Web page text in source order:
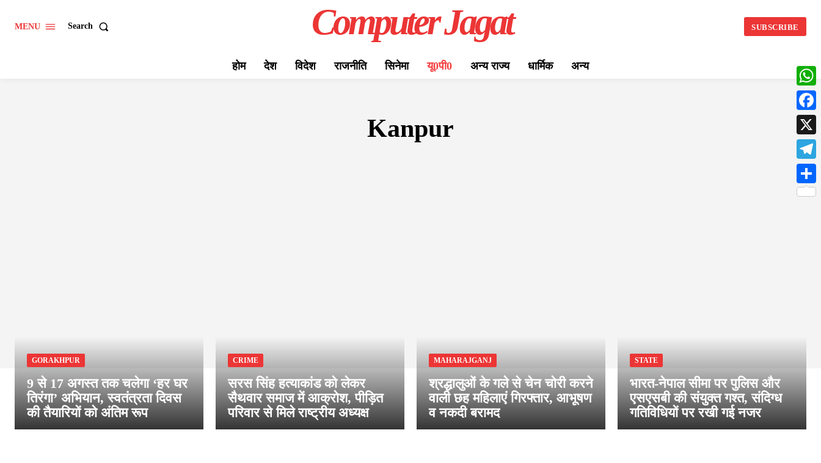
MENU Search Computer Jagat SUBSCRIBE
होम देश विदेश राजनीति सिनेमा यू0पी0 अन्य राज्य धार्मिक अन्य
Kanpur
GORAKHPUR
9 से 17 अगस्त तक चलेगा ‘हर घर
तिरंगा’ अभियान, स्वतंत्रता दिवस
की तैयारियों को अंतिम रूप
CRIME
सरस सिंह हत्याकांड को लेकर
सैथवार समाज में आक्रोश, पीड़ित
परिवार से मिले राष्ट्रीय अध्यक्ष
MAHARAJGANJ
श्रद्धालुओं के गले से चेन चोरी करने
वाली छह महिलाएं गिरफ्तार, आभूषण
व नकदी बरामद
STATE
भारत-नेपाल सीमा पर पुलिस और
एसएसबी की संयुक्त गश्त, संदिग्ध
गतिविधियों पर रखी गई नजर
X
Share